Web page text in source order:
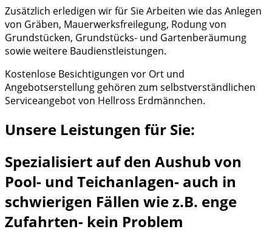
Zusätzlich erledigen wir für Sie Arbeiten wie das Anlegen
von Gräben, Mauerwerksfreilegung, Rodung von
Grundstücken, Grundstücks- und Gartenberäumung
sowie weitere Baudienstleistungen.
Kostenlose Besichtigungen vor Ort und
Angebotserstellung gehören zum selbstverständlichen
Serviceangebot von Hellross Erdmännchen.
Unsere Leistungen für Sie:
Spezialisiert auf den Aushub von
Pool- und Teichanlagen- auch in
schwierigen Fällen wie z.B. enge
Zufahrten- kein Problem